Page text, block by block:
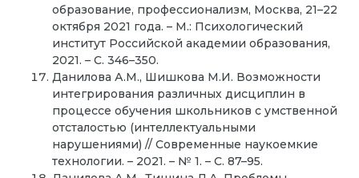
образование, профессионализм, Москва, 21–22
октября 2021 года. – М.: Психологический
институт Российской академии образования,
2021. – С. 346–350.
Данилова А.М., Шишкова М.И. Возможности
интегрирования различных дисциплин в
процессе обучения школьников с умственной
отсталостью (интеллектуальными
нарушениями) // Современные наукоемкие
технологии. – 2021. – № 1. – С. 87–95.